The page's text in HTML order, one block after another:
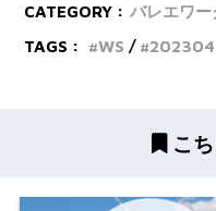
CATEGORY : バレエワ
TAGS :
WS 202304
こち